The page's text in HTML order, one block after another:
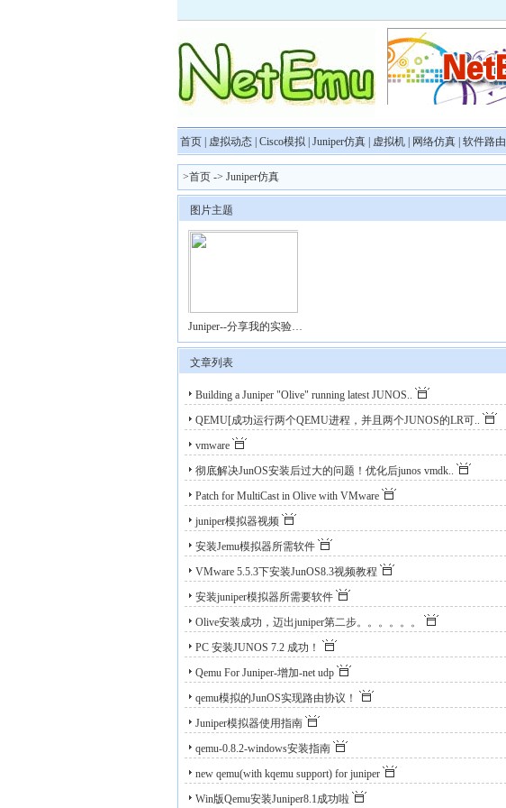
首页 虚拟动态 Cisco模拟 Juniper仿真 虚拟机 网络仿真 软件路由
>首页 -> Juniper仿真
图片主题
Juniper--分享我的实验组网
文章列表
Building a Juniper "Olive" running latest JUNOS..
QEMU[成功运行两个QEMU进程，并且两个JUNOS的LR可..
vmware
彻底解决JunOS安装后过大的问题！优化后junos vmdk..
Patch for MultiCast in Olive with VMware
juniper模拟器视频
安装Jemu模拟器所需软件
VMware 5.5.3下安装JunOS8.3视频教程
安装juniper模拟器所需要软件
Olive安装成功，迈出juniper第二步。。。。。。
PC 安装JUNOS 7.2 成功！
Qemu For Juniper-增加-net udp
qemu模拟的JunOS实现路由协议！
Juniper模拟器使用指南
qemu-0.8.2-windows安装指南
new qemu(with kqemu support) for juniper
Win版Qemu安装Juniper8.1成功啦